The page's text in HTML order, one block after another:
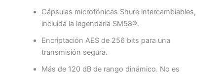
Cápsulas microfónicas Shure intercambiables,
incluida la legendaria SM58®.
Encriptación AES de 256 bits para una
transmisión segura.
Más de 120 dB de rango dinámico. No es